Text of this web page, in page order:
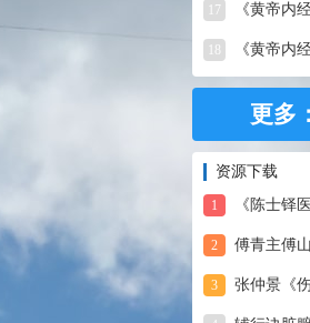
17 《黄帝内经
《黄帝内经
更多
资源下载
1 《陈士铎
2 傅青主傅
3 张仲景《